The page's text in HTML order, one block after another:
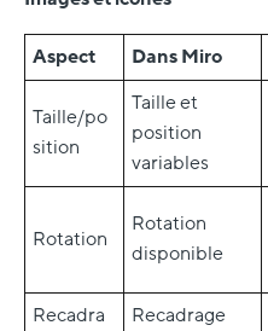
Aspect Dans Miro
Taille/po
sition
Taille et
position
variables
Rotation
Rotation
disponible
Recadra
Recadrage